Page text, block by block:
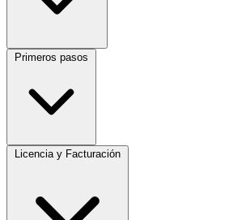
Primeros pasos
Licencia y Facturación